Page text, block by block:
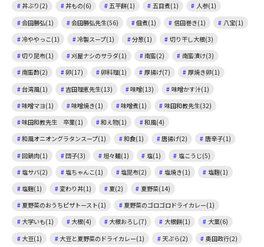
丼ぶり(2)
丼もの(6) 五平餅(1) 五目煮(1)
人参(1)
会田勝弘(1)
会田勝弘先生(56) 佃煮(1) 信田巻き(1)
八宝(1)
冷ややっこ(1)
冷製スープ(1) 分葱(1)
切り干し大根(3)
切り昆布(1)
刈屋ナシのサラダ(1) 南蛮(2)
南蛮漬け(3)
南蛮酢(2)
卵(17) 卵料理(1) 厚揚げ(7)
厚焼き卵(1)
台湾風(1)
吉田理恵先生(13) 味噌(13)
味噌かす汁(1)
味噌マヨ(1)
味噌焼き(1) 味噌煮(1)
味田和教先生(32)
味田和教先生 卒業(1)
和え物(1)
和風(4)
和風オニオングラタンスープ(1)
和食(1) 唐揚げ(2)
唐辛子(1)
回鍋肉(1)
団子(3) 坦々麺(1) 塩(1)
塩こうじ(5)
塩サバ(2)
塩ちゃんこ(1) 塩昆布(2) 塩焼き(1)
塩麴(1)
塩麹(1)
変わり丼(1) 夏(2)
夏野菜(14)
夏野菜のおうちピザトースト(1)
夏野菜のゴロゴロドライカレー(1)
大学いも(1)
大根(4) 大根おろし(7) 大根餅(1)
大葉(6)
大豆(1)
大豆と夏野菜のドライカレー(1) 天ぷら(2)
奥田政行(2)